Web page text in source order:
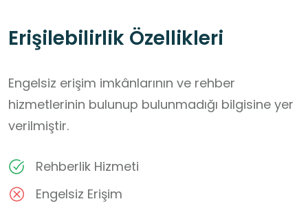
Erişilebilirlik Özellikleri
Engelsiz erişim imkânlarının ve rehber
hizmetlerinin bulunup bulunmadığı bilgisine yer
verilmiştir.
Rehberlik Hizmeti
Engelsiz Erişim